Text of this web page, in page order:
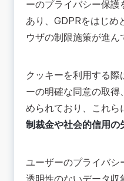
ーのプライバシー保
あり、GDPRをはじめ
ウザの制限施策が進ん
クッキーを利用する
ーの明確な同意の取
められており、これら
制裁金や社会的信用の
ユーザーのプライバシ